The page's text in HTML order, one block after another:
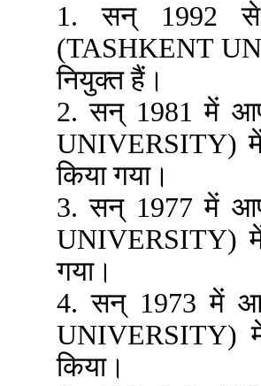
1. सन् 1992 से
(TASHKENT
नियुक्त हैं।
2. सन् 1981 में
UNIVERSITY)
किया गया।
3. सन् 1977 में
UNIVERSITY) में
गया।
4. सन् 1973 में
UNIVERSITY)
किया।